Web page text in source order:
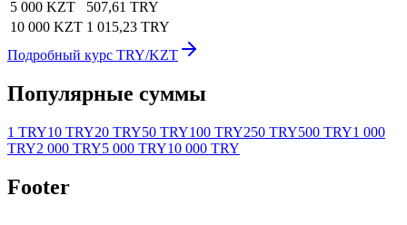
5 000 KZT
507,61 TRY
10 000 KZT 1 015,23 TRY
Подробный курс TRY/KZT
Популярные суммы
1 TRY10 TRY20 TRY50 TRY100 TRY250 TRY500 TRY1 000
TRY2 000 TRY5 000 TRY10 000 TRY
Footer